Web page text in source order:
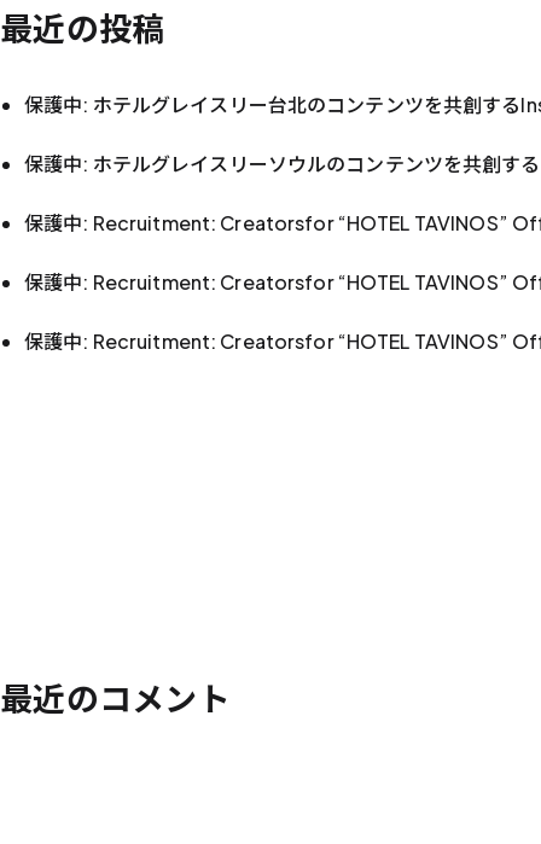
最近の投稿
保護中: ホテルグレイスリー台北のコンテンツを共創する
保護中: ホテルグレイスリーソウルのコンテンツを共創す
保護中: Recruitment: Creatorsfor “HOTEL TAVINOS”
保護中: Recruitment: Creatorsfor “HOTEL TAVINOS”
保護中: Recruitment: Creatorsfor “HOTEL TAVINOS”
最近のコメント